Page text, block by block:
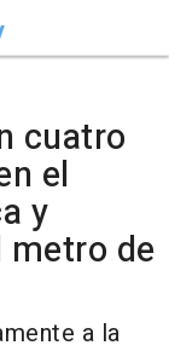
cuatro
el
y
metro de
a la